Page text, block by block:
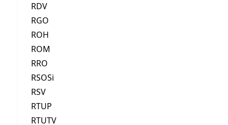
RDV
RGO
ROH
ROM
RRO
RSOSi
RSV
RTUP
RTUTV